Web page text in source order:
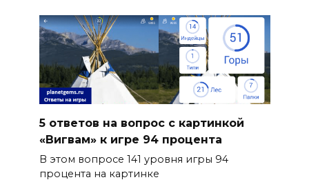
5 ответов на вопрос с картинкой
«Вигвам» к игре 94 процента
В этом вопросе 141 уровня игры 94
процента на картинке